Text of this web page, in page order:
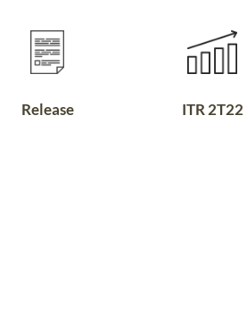
Release ITR 2T22